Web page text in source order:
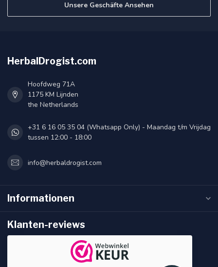
Unsere Geschäfte Ansehen
HerbalDrogist.com
Hoofdweg 71A
1175 KM Lijnden
the Netherlands
+31 6 16 05 35 04 (Whatsapp Only) - Maandag t/m Vrijdag
tussen 12:00 - 18:00
info@herbaldrogist.com
Informationen
Klanten-reviews